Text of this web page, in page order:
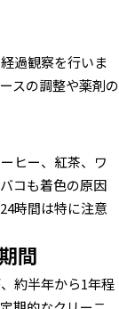
過観察を行いま
スの調整や薬剤の
ヒー、紅茶、ワ
コも着色の原因
時間は特に注意
間
約半年から1年程